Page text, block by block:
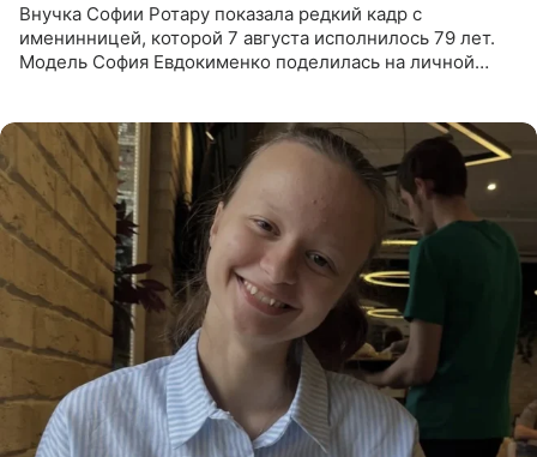
Внучка Софии Ротару показала редкий кадр с
именинницей, которой 7 августа исполнилось 79 лет.
Модель София Евдокименко поделилась на личной